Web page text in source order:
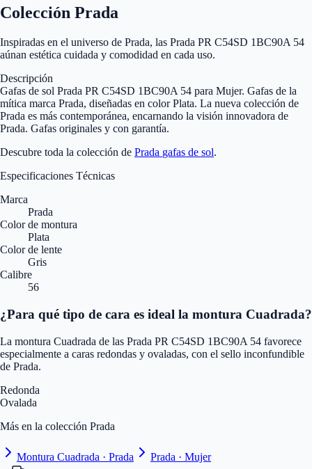
Colección Prada
Inspiradas en el universo de Prada, las Prada PR C54SD 1BC90A 54
aúnan estética cuidada y comodidad en cada uso.
Descripción
Gafas de sol Prada PR C54SD 1BC90A 54 para Mujer. Gafas de la
mítica marca Prada, diseñadas en color Plata. La nueva colección de
Prada es más contemporánea, encarnando la visión innovadora de
Prada. Gafas originales y con garantía.
Descubre toda la colección de Prada gafas de sol.
Especificaciones Técnicas
Marca
Prada
Color de montura
Plata
Color de lente
Gris
Calibre
56
¿Para qué tipo de cara es ideal la montura Cuadrada?
La montura Cuadrada de las Prada PR C54SD 1BC90A 54 favorece
especialmente a caras redondas y ovaladas, con el sello inconfundible
de Prada.
Redonda
Ovalada
Más en la colección Prada
Montura Cuadrada · Prada
Prada · Mujer